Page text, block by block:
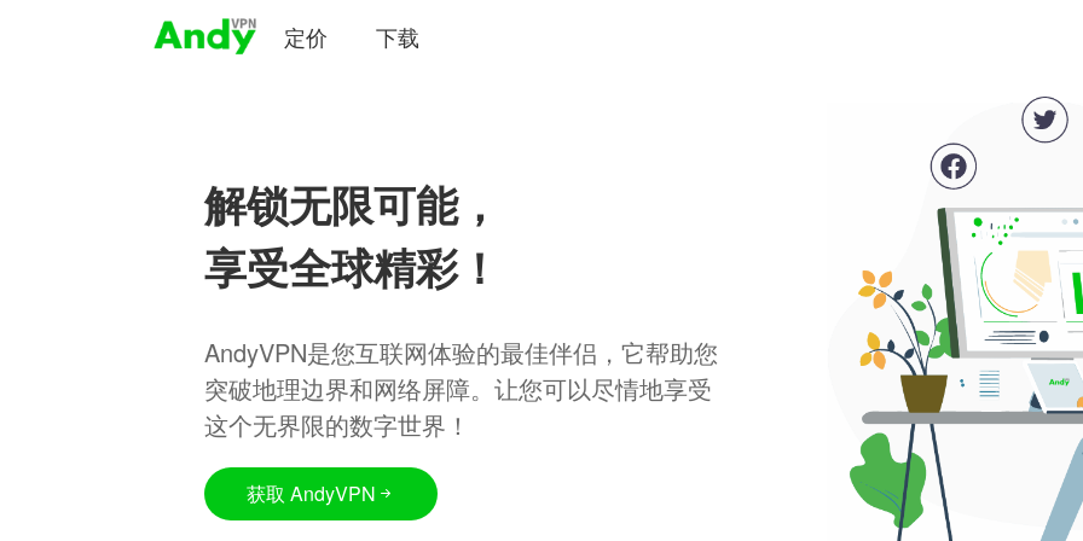
定价 下载
解锁无限可能，
享受全球精彩！
AndyVPN是您互联网体验的最佳伴侣，它帮助您
突破地理边界和网络屏障。让您可以尽情地享受
这个无界限的数字世界！
获取 AndyVPN